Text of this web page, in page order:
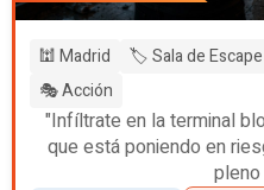
🕍 Madrid 🏷️ Sala de Escape
🎭 Acción
"Infíltrate en la terminal
que está poniendo en